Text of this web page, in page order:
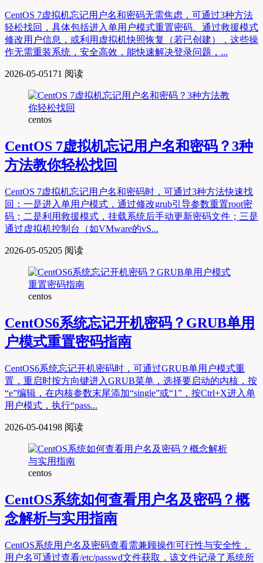
CentOS 7虚拟机忘记用户名和密码无需焦虑，可通过3种方法
轻松找回，具体包括进入单用户模式重置密码、通过救援模式
修改用户信息，或利用虚拟机快照恢复（若已创建），这些操
作无需重装系统，安全高效，能快速解决登录问题，...
2026-05-05171 阅读
centos
CentOS 7虚拟机忘记用户名和密码？3种
方法教你轻松找回
CentOS 7虚拟机忘记用户名和密码时，可通过3种方法快速找
回：一是进入单用户模式，通过修改grub引导参数重置root密
码；二是利用救援模式，挂载系统后手动更新密码文件；三是
通过虚拟机控制台（如VMware的vS...
2026-05-05205 阅读
centos
CentOS6系统忘记开机密码？GRUB单用
户模式重置密码指南
CentOS6系统忘记开机密码时，可通过GRUB单用户模式重
置，重启时按方向键进入GRUB菜单，选择要启动的内核，按
“e”编辑，在内核参数末尾添加“single”或“1”，按Ctrl+X进入单
用户模式，执行“pass...
2026-05-04198 阅读
centos
CentOS系统如何查看用户名及密码？概
念解析与实用指南
CentOS系统用户名及密码查看需兼顾操作可行性与安全性，
用户名可通过查看/etc/passwd文件获取，该文件记录了系统所